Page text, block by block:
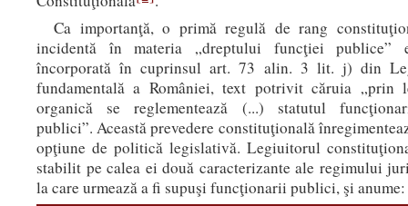
Ca importanţă, o primă regulă de rang
incidentă în materia „dreptului funcţiei publice”
încorporată în cuprinsul art. 73 alin. 3 lit. j) din
fundamentală a României, text potrivit căruia „prin
organică se reglementează (...) statutul
publici”. Această prevedere constituţională
opţiune de politică legislativă. Legiuitorul
stabilit pe calea ei două caracterizante ale regimului
la care urmează a fi supuşi funcţionarii publici, şi anume: